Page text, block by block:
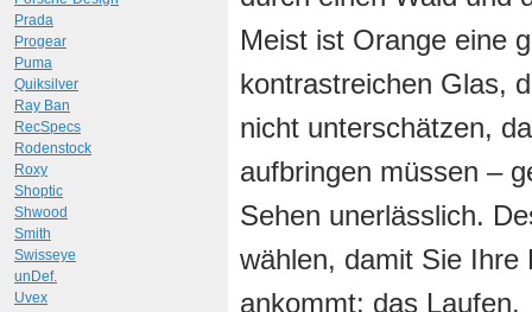
Meist ist Orange eine
kontrastreichen Glas,
nicht unterschätzen,
aufbringen müssen –
Sehen unerlässlich.
wählen, damit Sie Ihre
ankommt: das Laufen.
Prada
Progear
Puma
Quiksilver
Ray Ban
RecSpecs
Rodenstock
Roxy
Shoptic
Shwood
Smith
Swisseye
unDef.
Uvex